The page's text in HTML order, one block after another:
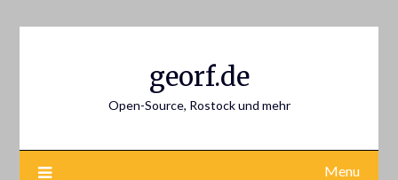
georf.de
Open-Source, Rostock und mehr
Menu